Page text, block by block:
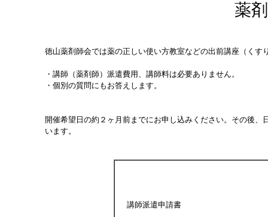
薬
徳山薬剤師会では薬の正しい使い方教室などの出前講座（く
・講師（薬剤師）派遣費用、講師料は必要ありません。
・個別の質問にもお答えします。
開催希望日の約２ヶ月前までにお申し込みください。その後
います。
講師派遣申請書